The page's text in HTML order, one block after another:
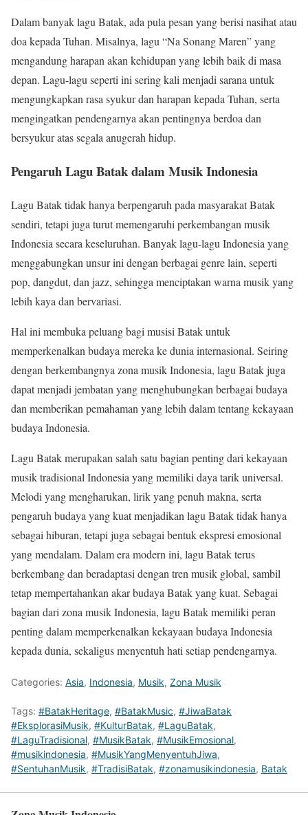
Dalam banyak lagu Batak, ada pula pesan yang berisi nasihat atau
doa kepada Tuhan. Misalnya, lagu “Na Sonang Maren” yang
mengandung harapan akan kehidupan yang lebih baik di masa
depan. Lagu-lagu seperti ini sering kali menjadi sarana untuk
mengungkapkan rasa syukur dan harapan kepada Tuhan, serta
mengingatkan pendengarnya akan pentingnya berdoa dan
bersyukur atas segala anugerah hidup.
Pengaruh Lagu Batak dalam Musik Indonesia
Lagu Batak tidak hanya berpengaruh pada masyarakat Batak
sendiri, tetapi juga turut memengaruhi perkembangan musik
Indonesia secara keseluruhan. Banyak lagu-lagu Indonesia yang
menggabungkan unsur ini dengan berbagai genre lain, seperti
pop, dangdut, dan jazz, sehingga menciptakan warna musik yang
lebih kaya dan bervariasi.
Hal ini membuka peluang bagi musisi Batak untuk
memperkenalkan budaya mereka ke dunia internasional. Seiring
dengan berkembangnya zona musik Indonesia, lagu Batak juga
dapat menjadi jembatan yang menghubungkan berbagai budaya
dan memberikan pemahaman yang lebih dalam tentang kekayaan
budaya Indonesia.
Lagu Batak merupakan salah satu bagian penting dari kekayaan
musik tradisional Indonesia yang memiliki daya tarik universal.
Melodi yang mengharukan, lirik yang penuh makna, serta
pengaruh budaya yang kuat menjadikan lagu Batak tidak hanya
sebagai hiburan, tetapi juga sebagai bentuk ekspresi emosional
yang mendalam. Dalam era modern ini, lagu Batak terus
berkembang dan beradaptasi dengan tren musik global, sambil
tetap mempertahankan akar budaya Batak yang kuat. Sebagai
bagian dari zona musik Indonesia, lagu Batak memiliki peran
penting dalam memperkenalkan kekayaan budaya Indonesia
kepada dunia, sekaligus menyentuh hati setiap pendengarnya.
Categories: Asia, Indonesia, Musik, Zona Musik
Tags: #BatakHeritage, #BatakMusic, #JiwaBatak
#EksplorasiMusik, #KulturBatak, #LaguBatak,
#LaguTradisional, #MusikBatak, #MusikEmosional,
#musikindonesia, #MusikYangMenyentuhJiwa,
#SentuhanMusik, #TradisiBatak, #zonamusikindonesia, Batak